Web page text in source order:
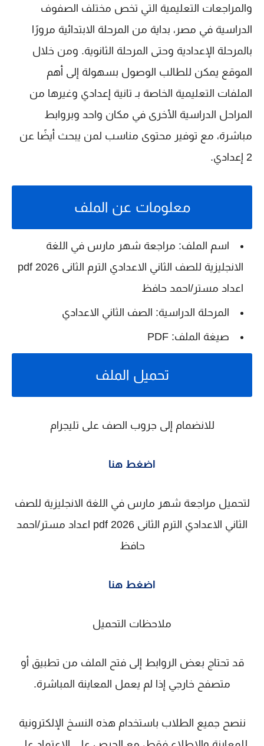
والمراجعات التعليمية التي تخص مختلف الصفوف
الدراسية في مصر، بداية من المرحلة الابتدائية مرورًا
بالمرحلة الإعدادية وحتى المرحلة الثانوية. ومن خلال
الموقع يمكن للطالب الوصول بسهولة إلى أهم
الملفات التعليمية الخاصة بـ تانية إعدادي وغيرها من
المراحل الدراسية الأخرى في مكان واحد وبروابط
مباشرة، مع توفير محتوى مناسب لمن يبحث أيضًا عن
2 إعدادي
.
معلومات عن الملف
اسم الملف: مراجعة شهر مارس في اللغة
الانجليزية للصف الثاني الاعدادي الترم الثانى 2026 pdf
اعداد مستر/احمد حافظ
المرحلة الدراسية: الصف الثاني الاعدادي
صيغة الملف: PDF
تحميل الملف
للانضمام إلى جروب الصف على تليجرام
اضغط هنا
لتحميل مراجعة شهر مارس في اللغة الانجليزية للصف
الثاني الاعدادي الترم الثانى 2026 pdf اعداد مستر/احمد
حافظ
اضغط هنا
ملاحظات التحميل
قد تحتاج بعض الروابط إلى فتح الملف من تطبيق أو
متصفح خارجي إذا لم يعمل المعاينة المباشرة.
ننصح جميع الطلاب باستخدام هذه النسخ الإلكترونية